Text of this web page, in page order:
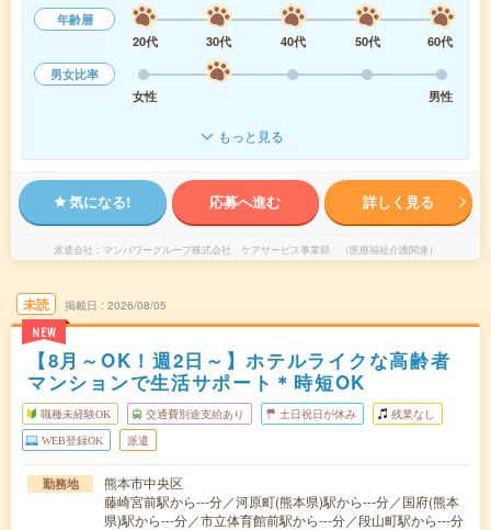
年齢層
20代
30代 40代 50代
60代
男女比率
女性
男性
もっと見る
気になる! 応募へ進む 詳しく見る
派遣会社 マンパワーグループ株式会社 ケアサービス事業部 （医療福祉介護関連）
未読
NEW
掲載日 2026/08/05
【8月～OK！週2日～】ホテルライクな高齢者
マンションで生活サポート＊時短OK
職種未経験OK 交通費別途支給あり 土日祝日が休み 残業なし
WEB登録OK 派遣
勤務地
熊本市中央区
藤崎宮前駅から---分／河原町(熊本県)駅から---分／国府(熊本
県)駅から---分／市立体育館前駅から---分／段山町駅から---分